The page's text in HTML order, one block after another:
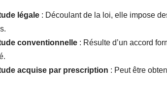
légale : Découlant de la loi, elle impose
conventionnelle : Résulte d’un accord
acquise par prescription : Peut être